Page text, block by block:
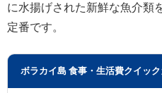
に水揚げされた新鮮な魚介類
定番です。
ボラカイ島 食事・生活費クイック